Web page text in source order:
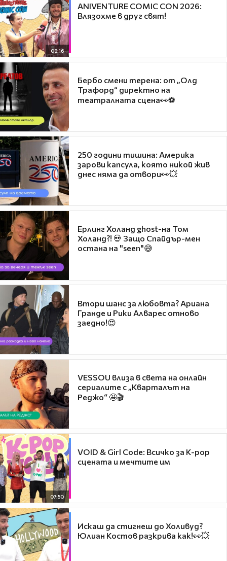
08:16
ANIVENTURE COMIC CON 2026:
Влязохме в друг свят!
Бербо смени терена: от „Олд
Трафорд“ директно на
театралната сцена👀⚽
250 години тишина: Америка
зарови капсула, която никой жив
днес няма да отвори👀💥
Ерлинг Холанд ghost-на Том
Холанд?! 💀 Защо Спайдър-мен
остана на "seen"😅
Втори шанс за любовта? Ариана
Гранде и Рики Алварес отново
заедно!😍
VESSOU влиза в света на онлайн
сериалите с „Кварталът на
Реджо“ 🤩🎬
07:50
VOID & Girl Code: Всичко за K-pop
сцената и мечтите им
Искаш да стигнеш до Холивуд?
Юлиан Костов разкрива как!👀💥